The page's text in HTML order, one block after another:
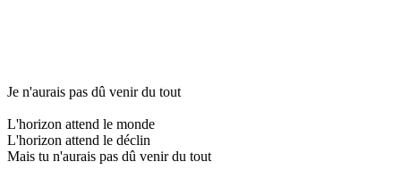
Je n'aurais pas dû venir du tout
L'horizon attend le monde
L'horizon attend le déclin
Mais tu n'aurais pas dû venir du tout